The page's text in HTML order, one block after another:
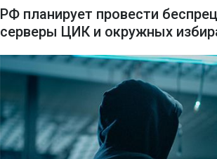
РФ планирует провести
серверы ЦИК и окружных